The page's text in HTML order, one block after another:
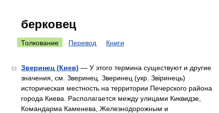
берковец
Толкование Перевод Книги
91 Зверинец (Киев) — У этого термина существуют и другие
значения, см. Зверинец. Зверинец (укр. Звіринець)
историческая местность на территории Печерского района
города Киева. Располагается между улицами Киквидзе,
Командарма Каменева, Железнодорожным и